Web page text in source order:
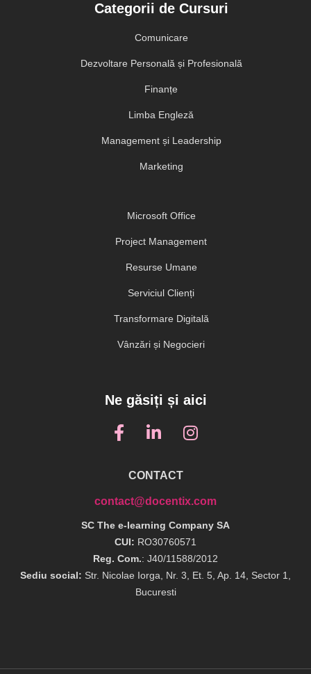
Categorii de Cursuri
Comunicare
Dezvoltare Personală și Profesională
Finanțe
Limba Engleză
Management și Leadership
Marketing
Microsoft Office
Project Management
Resurse Umane
Serviciul Clienți
Transformare Digitală
Vânzări și Negocieri
Ne găsiți și aici
CONTACT
contact@docentix.com
SC The e-learning Company SA
CUI: RO30760571
Reg. Com.: J40/11588/2012
Sediu social: Str. Nicolae Iorga, Nr. 3, Et. 5, Ap. 14, Sector 1,
Bucuresti